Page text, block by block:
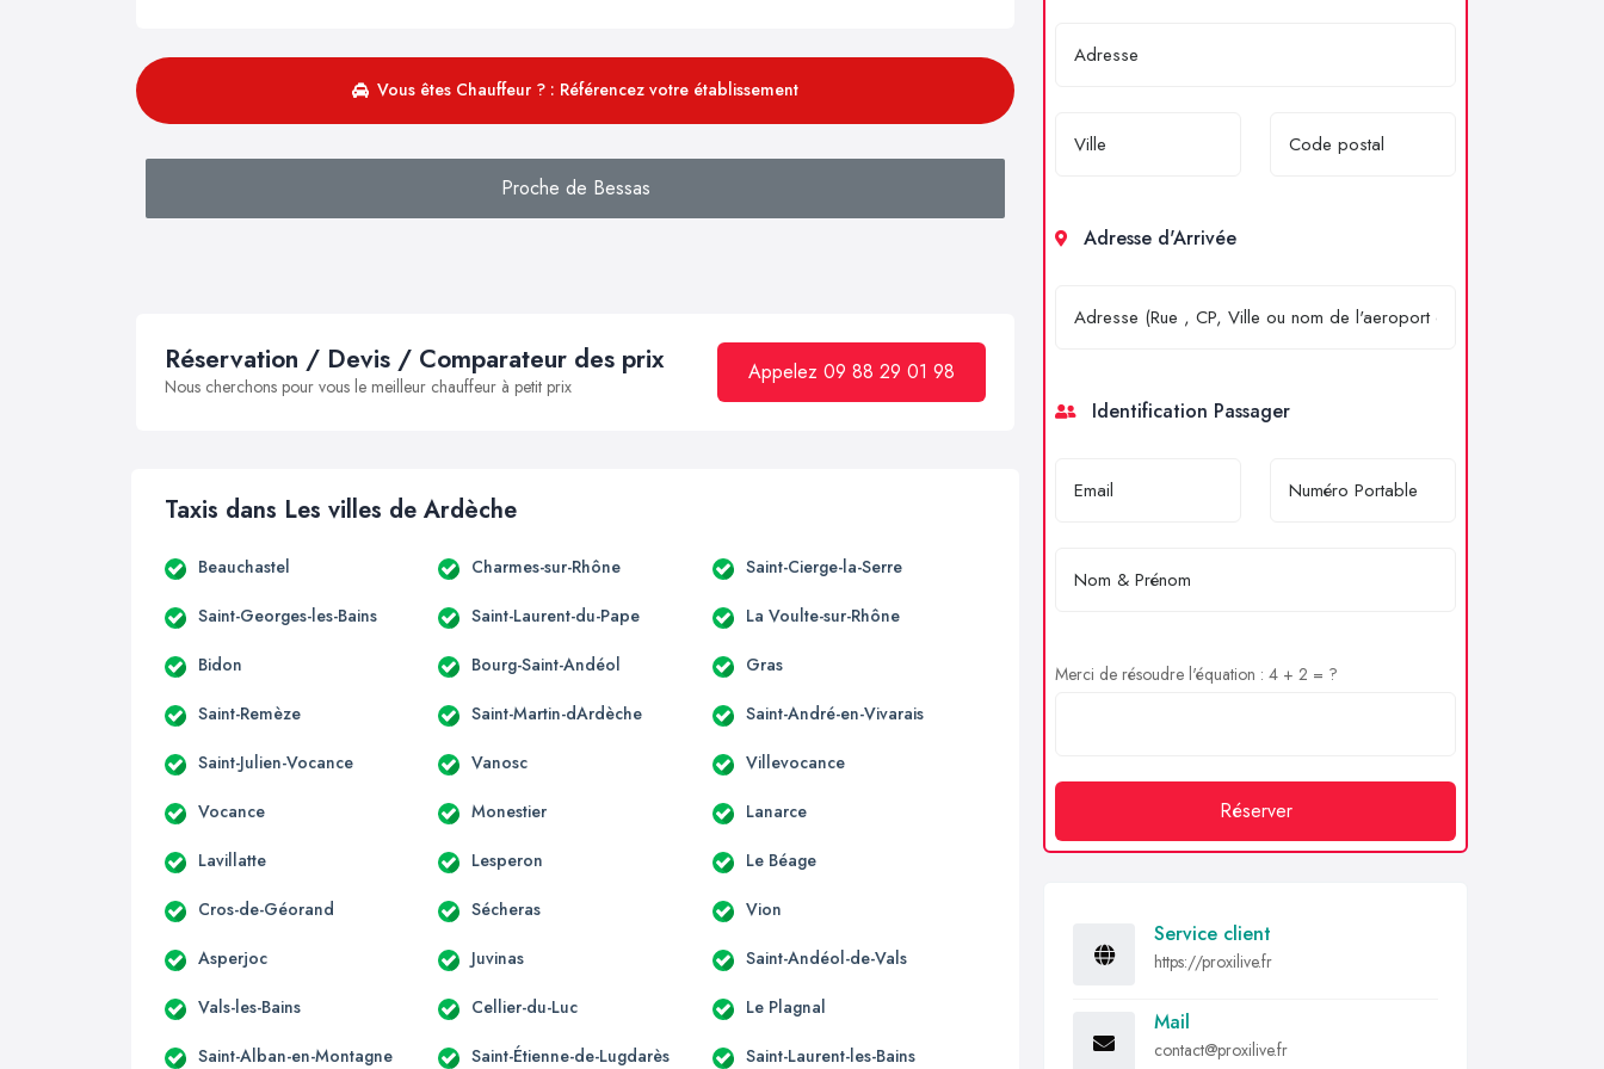
Vous êtes Chauffeur ? : Référencez votre établissement
Proche de Bessas
Réservation / Devis / Comparateur des prix
Nous cherchons pour vous le meilleur chauffeur à petit prix
Appelez 09 88 29 01 98
Taxis dans Les villes de Ardèche
Beauchastel Charmes-sur-Rhône Saint-Cierge-la-Serre
Saint-Georges-les-Bains Saint-Laurent-du-Pape La Voulte-sur-Rhône
Bidon Bourg-Saint-Andéol Gras
Saint-Remèze Saint-Martin-dArdèche Saint-André-en-Vivarais
Saint-Julien-Vocance Vanosc Villevocance
Vocance Monestier Lanarce
Lavillatte Lesperon Le Béage
Cros-de-Géorand Sécheras Vion
Asperjoc Juvinas Saint-Andéol-de-Vals
Vals-les-Bains Cellier-du-Luc Le Plagnal
Saint-Alban-en-Montagne Saint-Étienne-de-Lugdarès Saint-Laurent-les-Bains
Adresse d'Arrivée
Identification Passager
Merci de résoudre l'équation : 4 + 2 = ?
Réserver
Service client
https://proxilive.fr
Mail
contact@proxilive.fr